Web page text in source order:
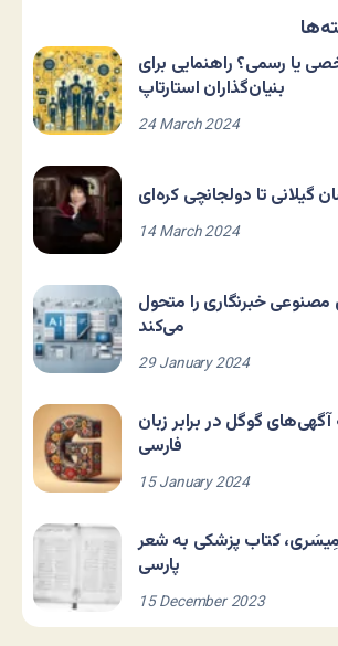
یا رسمی؟ راهنمایی برای
بنیان‌گذاران استارتاپ
24 March 2024
گیلانی تا دولجانچی کره‌ای
14 March 2024
خبرنگاری را متحول
می‌کند
29 January 2024
گوگل در برابر زبان
فارسی
15 January 2024
کتاب پزشکی به شعر
پارسی
15 December 2023